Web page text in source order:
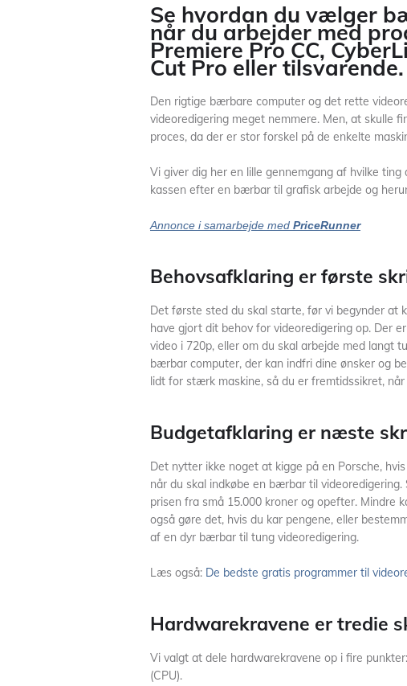
Se hvordan du vælger
når du arbejder med
Premiere Pro CC,
Cut Pro eller tilsvarende.
Den rigtige bærbare computer og det rette
videoredigering meget nemmere. Men, at
proces, da der er stor forskel på de enkelte
Vi giver dig her en lille gennemgang af hvilke
kassen efter en bærbar til grafisk arbejde og
Annonce i samarbejde med PriceRunner
Behovsafklaring er første
Det første sted du skal starte, før vi begynder at
have gjort dit behov for videoredigering op. Der
video i 720p, eller om du skal arbejde med langt
bærbar computer, der kan indfri dine ønsker og
lidt for stærk maskine, så du er fremtidssikret,
Budgetafklaring er næste
Det nytter ikke noget at kigge på en Porsche,
når du skal indkøbe en bærbar til
prisen fra små 15.000 kroner og opefter. Mindre
også gøre det, hvis du kar pengene, eller
af en dyr bærbar til tung videoredigering.
Læs også: De bedste gratis programmer til
Hardwarekravene er tredie
Vi valgt at dele hardwarekravene op i fire
(CPU).